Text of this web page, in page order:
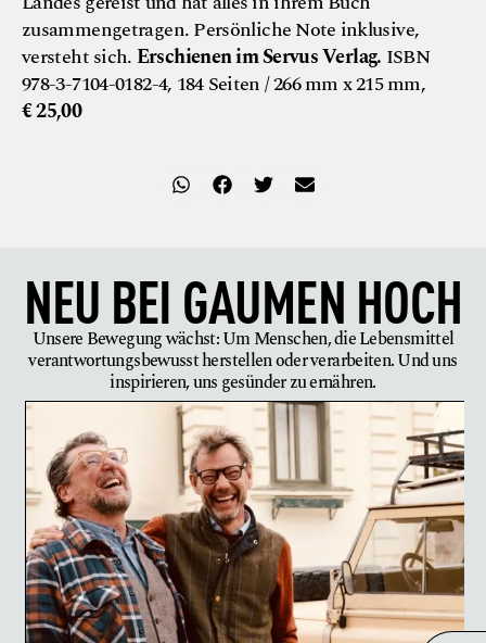
zusammengetragen. Persönliche Note inklusive,
versteht sich. Erschienen im Servus Verlag. ISBN
978-3-7104-0182-4, 184 Seiten / 266 mm x 215 mm,
€ 25,00
NEU BEIGAUMEN HOCH
Unsere Bewegung wächst: Um Menschen, die Lebensmittel
verantwortungsbewusst herstellen oder verarbeiten. Und uns
inspirieren, uns gesünder zu ernähren.